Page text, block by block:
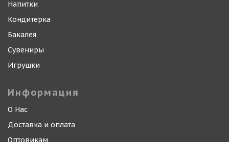
Напитки
Кондитерка
Бакалея
Сувениры
Игрушки
Информация
О Нас
Доставка и оплата
Оптовикам